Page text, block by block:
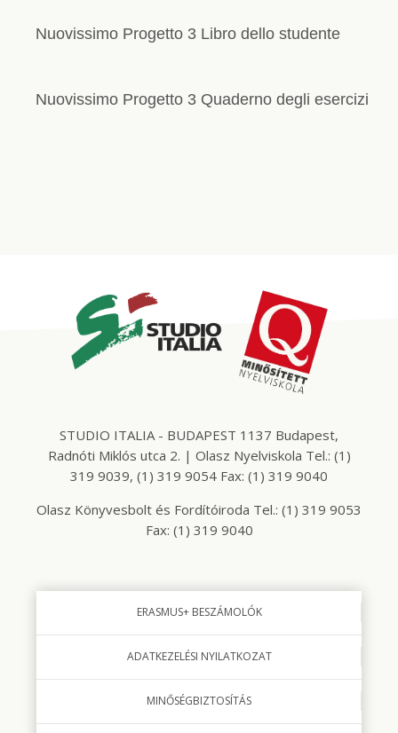
Nuovissimo Progetto 3 Libro dello studente
Nuovissimo Progetto 3 Quaderno degli esercizi
STUDIO ITALIA - BUDAPEST 1137 Budapest,
Radnóti Miklós utca 2. | Olasz Nyelviskola Tel.: (1)
319 9039, (1) 319 9054 Fax: (1) 319 9040
Olasz Könyvesbolt és Fordítóiroda Tel.: (1) 319 9053
Fax: (1) 319 9040
ERASMUS+ BESZÁMOLÓK
ADATKEZELÉSI NYILATKOZAT
MINŐSÉGBIZTOSÍTÁS